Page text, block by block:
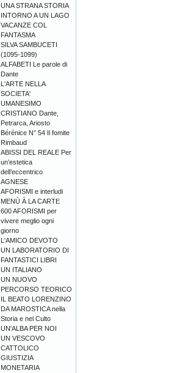
UNA STRANA STORIA
INTORNO A UN LAGO
VACANZE COL
FANTASMA
SILVA SAMBUCETI
(1095-1099)
ALFABETI Le parole di
Dante
L'ARTE NELLA
SOCIETA'
UMANESIMO
CRISTIANO Dante,
Petrarca, Ariosto
Bérénice N° 54 Il fomite
Rimbaud
ABISSI DEL REALE Per
un’estetica
dell’eccentrico
AGNESE
AFORISMI e interludi
MENÙ À LA CARTE
600 AFORISMI per
vivere meglio ogni
giorno
L'AMICO DEVOTO
UN LABORATORIO DI
FANTASTICI LIBRI
UN ITALIANO
UN NUOVO
PERCORSO TEORICO
IL BEATO LORENZINO
DA MAROSTICA nella
Storia e nel Culto
UN'ALBA PER NOI
UN VESCOVO
CATTOLICO
GIUSTIZIA
MONETARIA